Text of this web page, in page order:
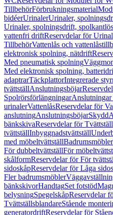
TillbehörFörbrukningsmaterial
bidéerUrinalerUrinaler,
Urinaler, spolningsdrift,
vattenfri driftReservdelar för
TillbehörVattenlås och
elektronisk spolning, nätdrift
Med pneumatisk spolning
Med elektronisk spolning,
adaptrarTäckplattorIntegrerade
tvättställAnslutningsböjar
Spolrörsförlängningar
urinalerVattenlåsReservdelar för
anslutningAnslutningsböjarSkydd
bänkskivaReservdelar för
tvättställInbyggnadstvättställ
med möbeltvättställBadrumsmöbler
För dubbeltvättställFör
skålformReservdelar för För
sidoskåpReservdelar för Låga
Fler badrumsmöbler
bänkskivorHandtagSet fotstöd
belysningSpegelskåpReservdelar
TvättställsblandareStående
generatordriftReservdelar för